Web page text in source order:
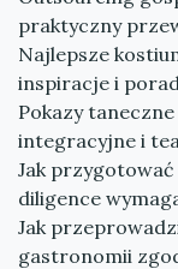
praktyczny
Najlepsze
inspiracje i
Pokazy
integracyjne i
Jak
diligence
Jak
gastronomii